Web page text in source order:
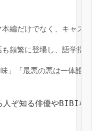
本編だけでなく、キャス
頻繁に登場し、語学指導
」「最悪の悪は一体誰だ
知る俳優やBIBIなど異